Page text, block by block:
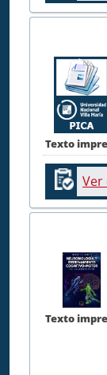
Texto
Ver
Texto